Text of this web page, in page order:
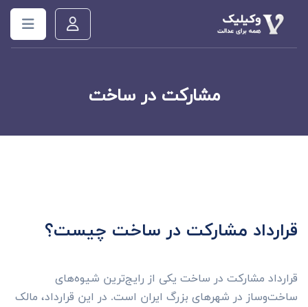
مشارکت در ساخت
قرارداد مشارکت در ساخت چیست؟
قرارداد مشارکت در ساخت یکی از رایج‌ترین شیوه‌های
ساخت‌وساز در شهرهای بزرگ ایران است. در این قرارداد، مالک